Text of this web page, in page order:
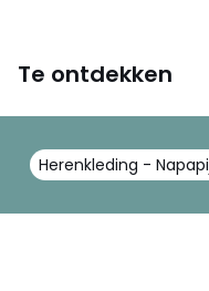
Te ontdekken
Herenkleding -